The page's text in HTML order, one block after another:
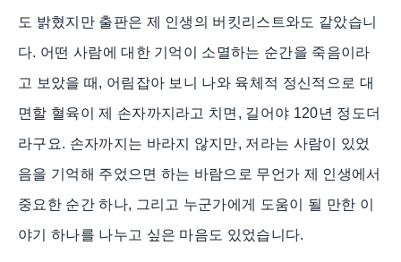
도 밝혔지만 출판은 제 인생의 버킷리스트와도 같았습니
다. 어떤 사람에 대한 기억이 소멸하는 순간을 죽음이라
고 보았을 때, 어림잡아 보니 나와 육체적 정신적으로 대
면할 혈육이 제 손자까지라고 치면, 길어야 120년 정도더
라구요. 손자까지는 바라지 않지만, 저라는 사람이 있었
음을 기억해 주었으면 하는 바람으로 무언가 제 인생에서
중요한 순간 하나, 그리고 누군가에게 도움이 될 만한 이
야기 하나를 나누고 싶은 마음도 있었습니다.